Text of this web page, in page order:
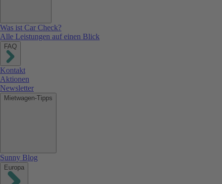
Was ist Car Check?
Alle Leistungen auf einen Blick
FAQ
Kontakt
Aktionen
Newsletter
Mietwagen-Tipps
Sunny Blog
Europa